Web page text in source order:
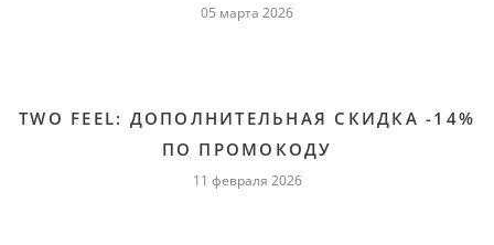
05 марта 2026
TWO FEEL: ДОПОЛНИТЕЛЬНАЯ СКИДКА -14%
ПО ПРОМОКОДУ
11 февраля 2026